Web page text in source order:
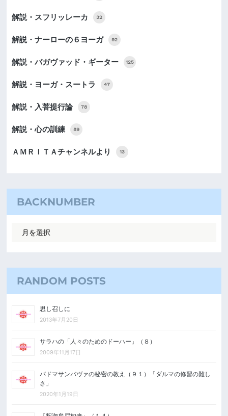
解説・スフリッレーカ 32
解説・ナーローの６ヨーガ 92
解説・バガヴァッド・ギーター 125
解説・ヨーガ・スートラ 47
解説・入菩提行論 78
解説・心の訓練 89
ＡＭＲＩＴＡチャンネルより 13
BACKNUMBER
RANDOM POSTS
思し召しに
2013年7月20日
サラハの「人々のためのドーハー」（８）
2009年11月17日
パドマサンバヴァの秘密の教え（９１）「ダルマの修習の難し
さ」
2020年1月19日